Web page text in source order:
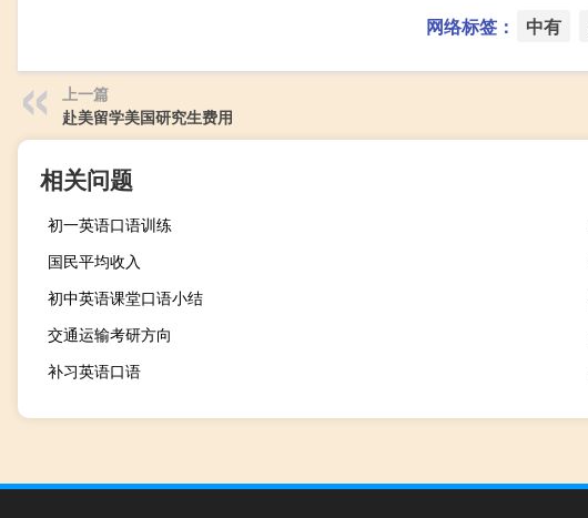
网络标签： 中有
上一篇
赴美留学美国研究生费用
相关问题
初一英语口语训练
国民平均收入
初中英语课堂口语小结
交通运输考研方向
补习英语口语